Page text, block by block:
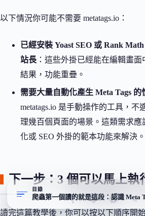
以下情況你可能不需要 metatags.io：
已經安裝 Yoast SEO 或 Rank
站長 ：這些外掛已經能在編輯畫
結果，功能重疊。
需要大量自動化產生 Meta Tags 的
metatags.io 是手動操作的工具，不
理幾百個頁面的場景。這類需求應
化或 SEO 外掛的範本功能來解決。
下一步：3 個可以馬上執
讀完這篇教學後，你可以按以下順序開
目錄
爬蟲第一個讀的就是這段：認識 Meta